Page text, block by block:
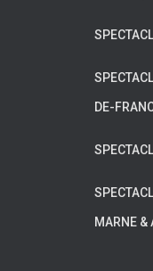
DE-
MARNE &